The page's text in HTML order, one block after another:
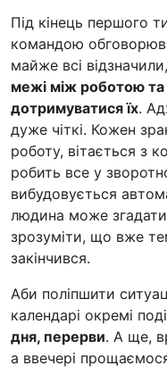
Під кінець першого
командою
майже всі
межі між роботою
дотримуватися їх.
дуже чіткі. Кожен
роботу, вітається з
робить все у
вибудовується
людина може
зрозуміти, що вже
закінчився.
Аби поліпшити
календарі окремі
дня, перерви. А ще,
а ввечері